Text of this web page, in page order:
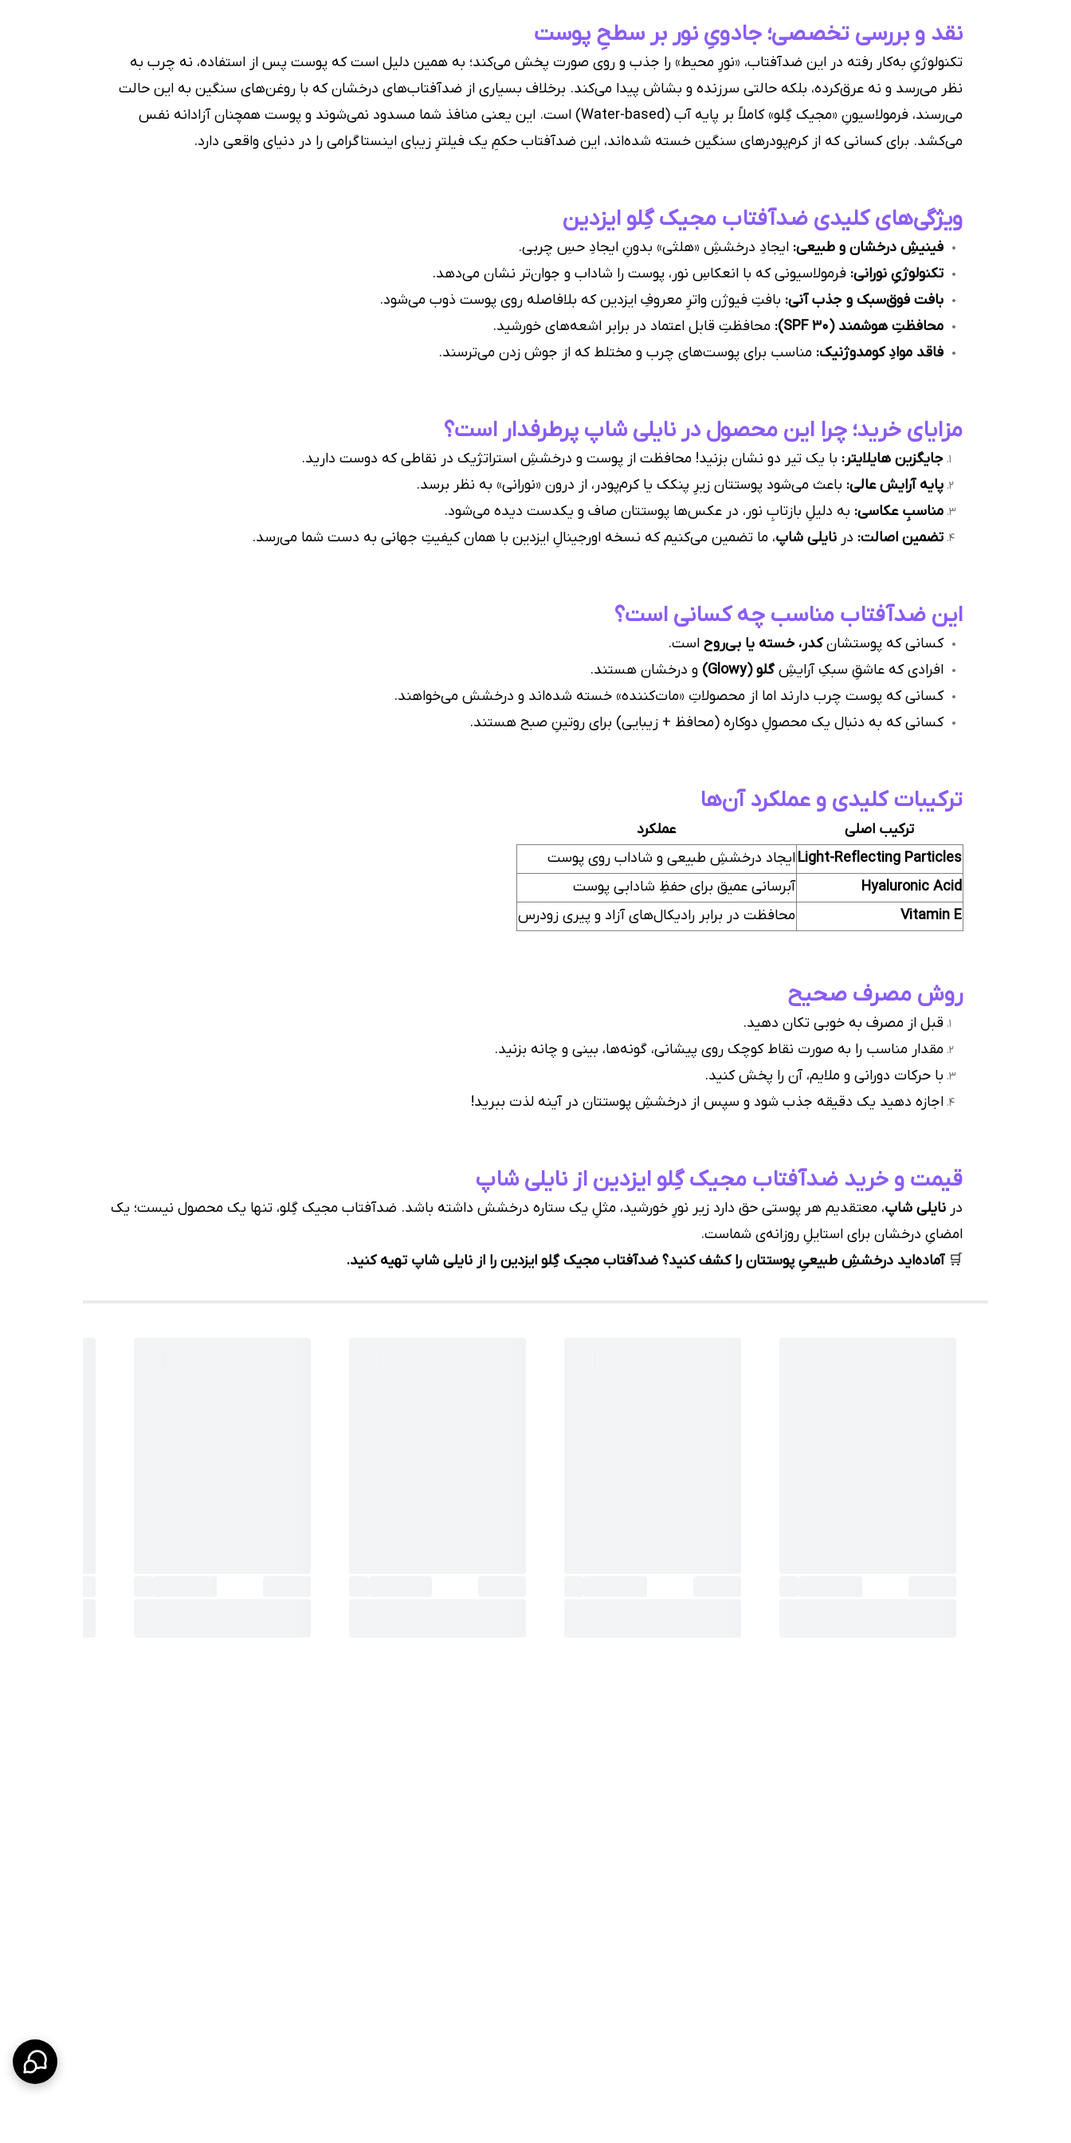
نقد و بررسی تخصصی؛ جادویِ نور بر سطحِ پوست
تکنولوژیِ به‌کار رفته در این ضدآفتاب، «نورِ محیط» را جذب و روی صورت پخش می‌کند؛ به همین دلیل است که پوست پس از استفاده، نه چرب به
نظر می‌رسد و نه عرق‌کرده، بلکه حالتی سرزنده و بشاش پیدا می‌کند. برخلاف بسیاری از ضدآفتاب‌های درخشان که با روغن‌های سنگین به این حالت
می‌رسند، فرمولاسیونِ «مجیک گِلو» کاملاً بر پایه آب (Water-based) است. این یعنی منافذ شما مسدود نمی‌شوند و پوست همچنان آزادانه نفس
می‌کشد. برای کسانی که از کرم‌پودرهای سنگین خسته شده‌اند، این ضدآفتاب حکمِ یک فیلترِ زیبای اینستاگرامی را در دنیای واقعی دارد.
ویژگی‌های کلیدی ضدآفتاب مجیک گِلو ایزدین
فینیشِ درخشان و طبیعی: ایجادِ درخششِ «هلثی» بدونِ ایجادِ حسِ چربی.
تکنولوژیِ نورانی: فرمولاسیونی که با انعکاسِ نور، پوست را شاداب و جوان‌تر نشان می‌دهد.
بافت فوق‌سبک و جذب آنی: بافتِ فیوژن واترِ معروفِ ایزدین که بلافاصله روی پوست ذوب می‌شود.
محافظتِ هوشمند (SPF 30):
محافظتِ قابل اعتماد در برابر اشعه‌های خورشید.
فاقد موادِ کومدوژنیک: مناسب برای پوست‌های چرب و مختلط که از جوش زدن می‌ترسند.
مزایای خرید؛ چرا این محصول در نایلی شاپ پرطرفدار است؟
جایگزین هایلایتر: با یک تیر دو نشان بزنید! محافظت از پوست و درخششِ استراتژیک در نقاطی که دوست دارید.
پایه آرایش عالی: باعث می‌شود پوستتان زیرِ پنکک یا کرم‌پودر، از درون «نورانی» به نظر برسد.
مناسبِ عکاسی: به دلیلِ بازتابِ نور، در عکس‌ها پوستتان صاف و یکدست دیده می‌شود.
تضمین اصالت: در نایلی شاپ، ما تضمین می‌کنیم که نسخه اورجینالِ ایزدین با همان کیفیتِ جهانی به دست شما می‌رسد.
این ضدآفتاب مناسب چه کسانی است؟
کسانی که پوستشانکدر، خسته یا بی‌روح است.
افرادی که عاشقِ سبکِ آرایشِگلو (Glowy)
و درخشان هستند.
کسانی که پوست چرب دارند اما از محصولاتِ «مات‌کننده» خسته شده‌اند و درخشش می‌خواهند.
کسانی که به دنبال یک محصولِ دوکاره (محافظ + زیبایی) برای روتینِ صبح هستند.
ترکیبات کلیدی و عملکرد آن‌ها
ترکیب اصلی
عملکرد
Light-Reflecting Particlesایجاد درخششِ طبیعی و شاداب روی پوست
Hyaluronic Acid
آبرسانی عمیق برای حفظِ شادابی پوست
Vitamin E
محافظت در برابر رادیکال‌های آزاد و پیری زودرس
روش مصرف صحیح
قبل از مصرف به خوبی تکان دهید.
مقدار مناسب را به صورت نقاط کوچک روی پیشانی، گونه‌ها، بینی و چانه بزنید.
با حرکات دورانی و ملایم، آن را پخش کنید.
اجازه دهید یک دقیقه جذب شود و سپس از درخششِ پوستتان در آینه لذت ببرید!
قیمت و خرید ضدآفتاب مجیک گِلو ایزدین از نایلی شاپ
در نایلی شاپ، معتقدیم هر پوستی حق دارد زیر نورِ خورشید، مثلِ یک ستاره درخشش داشته باشد. ضدآفتاب مجیک گِلو، تنها یک محصول نیست؛ یک
امضایِ درخشان برای استایلِ روزانه‌ی شماست.
🛒آماده‌اید درخششِ طبیعیِ پوستتان را کشف کنید؟ ضدآفتاب مجیک گِلو ایزدین را از نایلی شاپ تهیه کنید.